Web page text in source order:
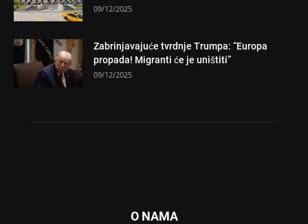
09/12/2025
Zabrinjavajuće tvrdnje Trumpa: “Europa
propada! Migranti će je uništiti”
09/12/2025
O NAMA